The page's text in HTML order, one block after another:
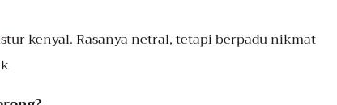
kenyal. Rasanya netral, tetapi berpadu nikmat